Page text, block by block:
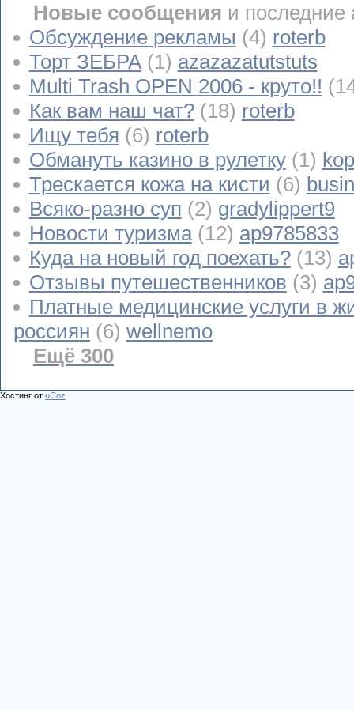
Новые сообщения и последние
Обсуждение рекламы (4) roterb
Торт ЗЕБРА (1) azazazatutstuts
Multi Trash OPEN 2006 - круто!!
Как вам наш чат? (18) roterb
Ищу тебя (6) roterb
Обмануть казино в рулетку (1)
Трескается кожа на кисти (6)
Всяко-разно суп (2) gradylippert9
Новости туризма (12) ap9785833
Куда на новый год поехать? (13)
Отзывы путешественников (3)
Платные медицинские услуги в
россиян (6) wellnemo
Ещё 300
Хостинг от uCoz